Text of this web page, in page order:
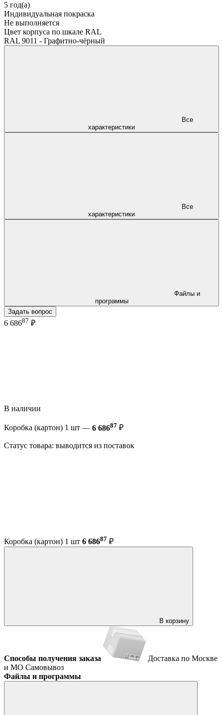
5 год(а)
Индивидуальная покраска
Не выполняется
Цвет корпуса по шкале RAL
RAL 9011 - Графитно-чёрный
характеристики
характеристики
программы
Задать вопрос
6 68687 ₽
В наличии
Коробка (картон) 1 шт — 6 68687 ₽
Статус товара: выводится из поставок
Коробка (картон) 1 шт 6 68687 ₽
В корзину
Способы получения заказа
Доставка по Москве
и МО Самовывоз
Файлы и программы